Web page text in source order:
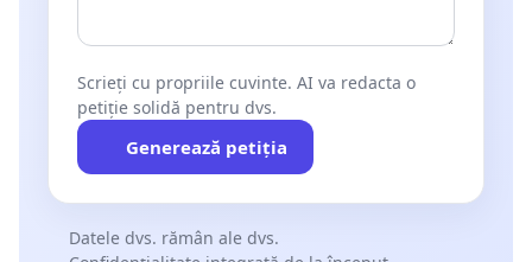
Scrieți cu propriile cuvinte. AI va redacta o
petiție solidă pentru dvs.
Generează petiția
Datele dvs. rămân ale dvs.